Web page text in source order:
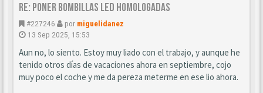
Re: Poner bombillas led homologadas
#227246 por miguelidanez
13 Sep 2025, 15:53
Aun no, lo siento. Estoy muy liado con el trabajo, y aunque he
tenido otros días de vacaciones ahora en septiembre, cojo
muy poco el coche y me da pereza meterme en ese lio ahora.